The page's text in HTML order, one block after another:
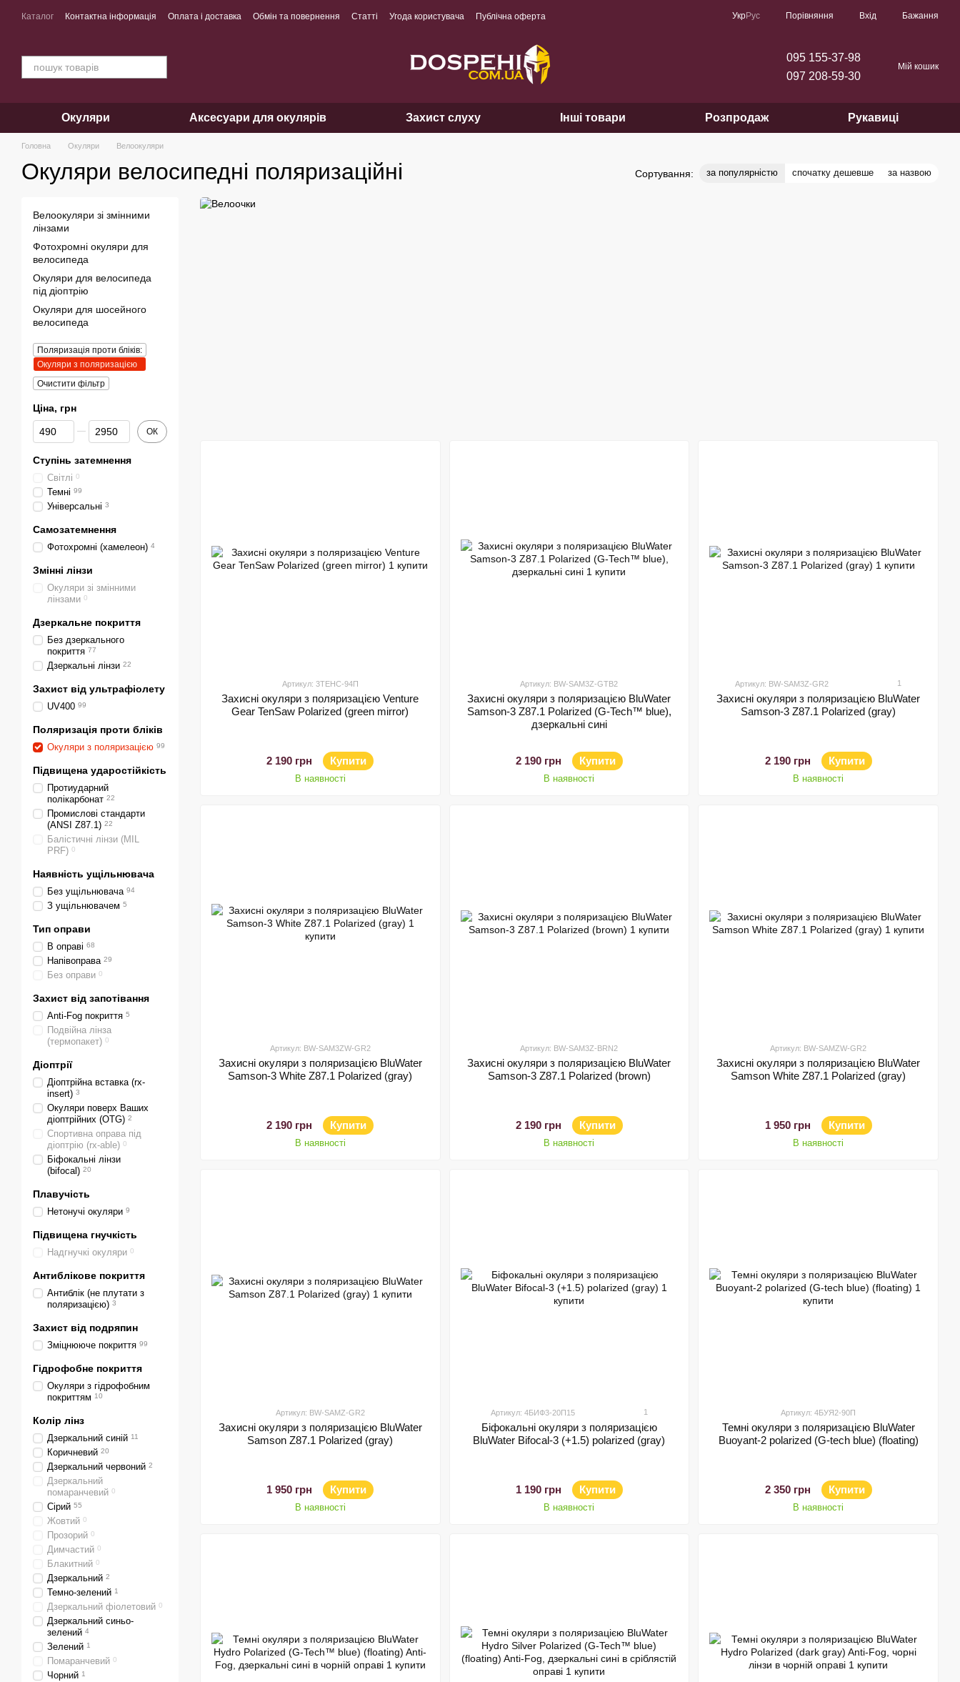
Перейти до основного контенту
Каталог Контактна інформація Оплата і доставка Обмін та повернення Статті Угода користувача Публічна оферта УкрРус Порівняння Вхід Бажання
095 155-37-98
097 208-59-30
Мій кошик
Окуляри Аксесуари для окулярів Захист слуху Інші товари Розпродаж Рукавиці
Головна Окуляри Велоокуляри
Окуляри велосипедні поляризаційні Сортування: за популярністю спочатку дешевше за назвою
Артикул: 3ТЕНС-94П
Захисні окуляри з поляризацією Venture
Gear TenSaw Polarized (green mirror)
2 190 грн Купити
В наявності
Артикул: BW-SAM3Z-GTB2
Захисні окуляри з поляризацією BluWater
Samson-3 Z87.1 Polarized (G-Tech™ blue),
дзеркальні сині
2 190 грн Купити
В наявності
Артикул: BW-SAM3Z-GR2 1
Захисні окуляри з поляризацією BluWater
Samson-3 Z87.1 Polarized (gray)
2 190 грн Купити
В наявності
Артикул: BW-SAM3ZW-GR2
Захисні окуляри з поляризацією BluWater
Samson-3 White Z87.1 Polarized (gray)
2 190 грн Купити
В наявності
Артикул: BW-SAM3Z-BRN2
Захисні окуляри з поляризацією BluWater
Samson-3 Z87.1 Polarized (brown)
2 190 грн Купити
В наявності
Артикул: BW-SAMZW-GR2
Захисні окуляри з поляризацією BluWater
Samson White Z87.1 Polarized (gray)
1 950 грн Купити
В наявності
Артикул: BW-SAMZ-GR2
Захисні окуляри з поляризацією BluWater
Samson Z87.1 Polarized (gray)
1 950 грн Купити
В наявності
Артикул: 4БИФ3-20П15 1
Біфокальні окуляри з поляризацією
BluWater Bifocal-3 (+1.5) polarized (gray)
1 190 грн Купити
В наявності
Артикул: 4БУЯ2-90П
Темні окуляри з поляризацією BluWater
Buoyant-2 polarized (G-tech blue) (floating)
2 350 грн Купити
В наявності
Велоокуляри зі змінними
лінзами
Фотохромні окуляри для
велосипеда
Окуляри для велосипеда
під діоптрію
Окуляри для шосейного
велосипеда
Поляризація проти бліків:
Окуляри з поляризацією
Очистити фільтр
Ціна, грн
Від Ціна, грн
До Ціна, грн ОК
Ступінь затемнення
Світлі 0
Темні 99
Універсальні 3
Самозатемнення
Фотохромні (хамелеон) 4
Змінні лінзи
Окуляри зі змінними
лінзами 0
Дзеркальне покриття
Без дзеркального
покриття 77
Дзеркальні лінзи 22
Захист від ультрафіолету
UV400 99
Поляризація проти бліків
Окуляри з поляризацією 99
Підвищена ударостійкість
Протиударний
полікарбонат 22
Промислові стандарти
(ANSI Z87.1) 22
Балістичні лінзи (MIL
PRF) 0
Наявність ущільнювача
Без ущільнювача 94
З ущільнювачем 5
Тип оправи
В оправі 68
Напівоправа 29
Без оправи 0
Захист від запотівання
Anti-Fog покриття 5
Подвійна лінза
(термопакет) 0
Діоптрії
Діоптрійна вставка (rx-
insert) 3
Окуляри поверх Ваших
діоптрійних (OTG) 2
Спортивна оправа під
діоптрію (rx-able) 0
Біфокальні лінзи
(bifocal) 20
Плавучість
Нетонучі окуляри 9
Підвищена гнучкість
Надгнучкі окуляри 0
Антиблікове покриття
Антиблік (не плутати з
поляризацією) 3
Захист від подряпин
Зміцнююче покриття 99
Гідрофобне покриття
Окуляри з гідрофобним
покриттям 10
Колір лінз
Дзеркальний синій 11
Коричневий 20
Дзеркальний червоний 2
Дзеркальний
помаранчевий 0
Сірий 55
Жовтий 0
Прозорий 0
Димчастий 0
Блакитний 0
Дзеркальний 2
Темно-зелений 1
Дзеркальний фіолетовий 0
Дзеркальний синьо-
зелений 4
Зелений 1
Помаранчевий 0
Чорний 1